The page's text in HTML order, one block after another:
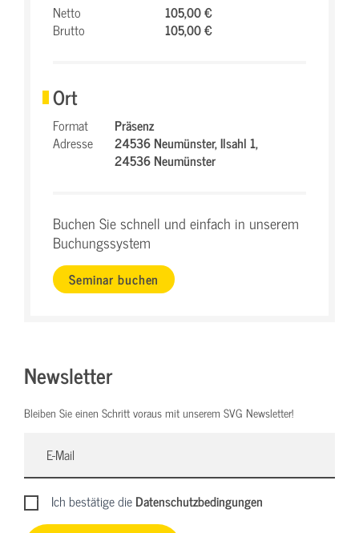
Netto
105,00 €
Brutto
105,00 €
Ort
Format
Präsenz
Adresse
24536 Neumünster,Ilsahl 1,
24536 Neumünster
Buchen Sie schnell und einfach in unserem
Buchungssystem
Seminar buchen
Newsletter
Bleiben Sie einen Schritt voraus mit unserem SVG Newsletter!
Ich bestätige dieDatenschutzbedingungen